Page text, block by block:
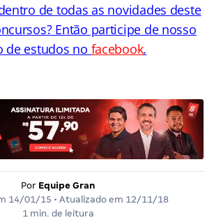
de todas as novidades deste
Então participe de nosso
de estudos no facebook.
Por Equipe Gran
14/01/15 • Atualizado em 12/11/18
1 min. de leitura